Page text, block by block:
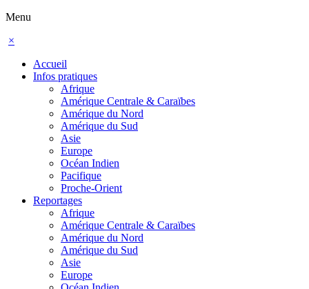
Menu
×
Accueil
Infos pratiques
Afrique
Amérique Centrale & Caraïbes
Amérique du Nord
Amérique du Sud
Asie
Europe
Océan Indien
Pacifique
Proche-Orient
Reportages
Afrique
Amérique Centrale & Caraïbes
Amérique du Nord
Amérique du Sud
Asie
Europe